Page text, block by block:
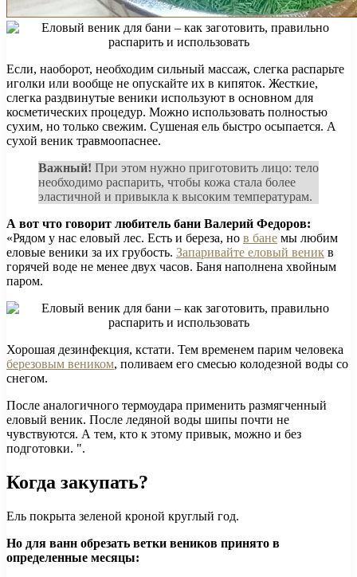
Если, наоборот, необходим сильный массаж, слегка распарьте
иголки или вообще не опускайте их в кипяток. Жесткие,
слегка раздвинутые веники используют в основном для
косметических процедур. Можно использовать полностью
сухим, но только свежим. Сушеная ель быстро осыпается. А
сухой веник травмоопаснее.
Важный! При этом нужно приготовить лицо: тело
необходимо распарить, чтобы кожа стала более
эластичной и привыкла к высоким температурам.
А вот что говорит любитель бани Валерий Федоров:
«Рядом у нас еловый лес. Есть и береза, но в бане мы любим
еловые веники за их грубость. Запаривайте еловый веник в
горячей воде не менее двух часов. Баня наполнена хвойным
паром.
Хорошая дезинфекция, кстати. Тем временем парим человека
березовым веником, поливаем его смесью колодезной воды со
снегом.
После аналогичного термоудара применить размягченный
еловый веник. После ледяной воды шипы почти не
чувствуются. А тем, кто к этому привык, можно и без
подготовки. ".
Когда закупать?
Ель покрыта зеленой кроной круглый год.
Но для ванн обрезать ветки веников принято в
определенные месяцы: